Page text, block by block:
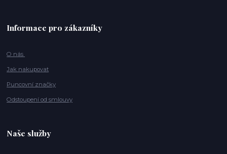
Informace pro zákazníky
O nás
Jak nakupovat
Puncovní značky
Odstoupení od smlouvy
Naše služby